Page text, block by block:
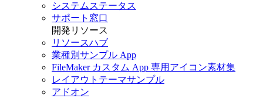
システムステータス
サポート窓口
開発リソース
リソースハブ
業種別サンプル App
FileMaker カスタム App 専用アイコン素材集
レイアウトテーマサンプル
アドオン